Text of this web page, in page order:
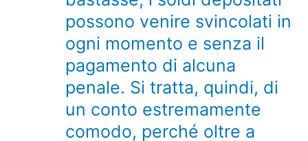
possono venire svincolati in
ogni momento e senza il
pagamento di alcuna
penale. Si tratta, quindi, di
un conto estremamente
comodo, perché oltre a